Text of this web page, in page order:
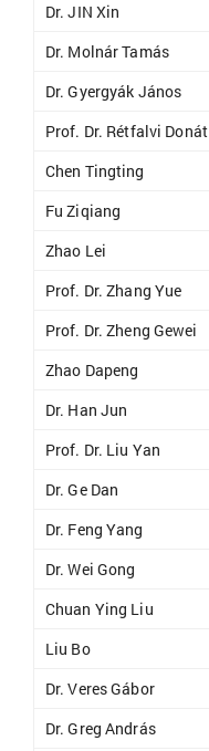
Dr. JIN Xin
Dr. Molnár Tamás
Dr. Gyergyák János
Prof. Dr. Rétfalvi Donát
Chen Tingting
Fu Ziqiang
Zhao Lei
Prof. Dr. Zhang Yue
Prof. Dr. Zheng Gewei
Zhao Dapeng
Dr. Han Jun
Prof. Dr. Liu Yan
Dr. Ge Dan
Dr. Feng Yang
Dr. Wei Gong
Chuan Ying Liu
Liu Bo
Dr. Veres Gábor
Dr. Greg András